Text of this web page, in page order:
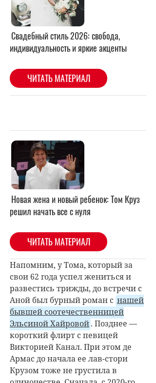
Новая жена и новый ребенок: Том Круз
решил начать все с нуля
ЧИТАТЬ МАТЕРИАЛ
Напомним, у Тома, который за
свои 62 года успел жениться и
развестись трижды, до встречи с
Аной был бурный роман с нашей
бывшей соотечественницей
Эльсиной Хайровой. Позднее —
короткий флирт с певицей
Викторией Канал. При этом де
Армас до начала ее лав-стори
Крузом тоже не грустила в